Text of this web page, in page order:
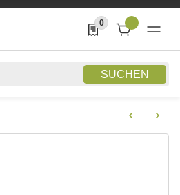
SUCHEN
0
0 Produkte in der